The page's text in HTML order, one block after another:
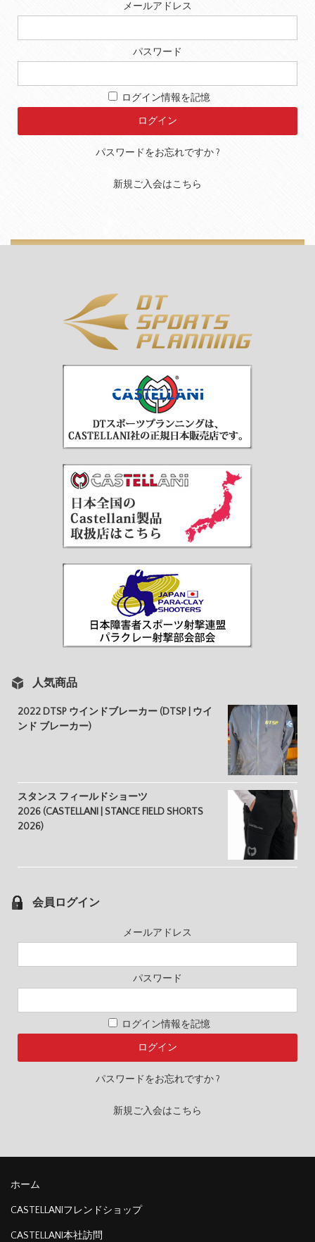
メールアドレス
パスワード
ログイン情報を記憶
パスワードをお忘れですか ?
新規ご入会はこちら
人気商品
2022 DTSP ウインドブレーカー (DTSP | ウイ
ンド ブレーカー)
スタンス フィールドショーツ
2026 (CASTELLANI | STANCE FIELD SHORTS
2026)
会員ログイン
メールアドレス
パスワード
ログイン情報を記憶
パスワードをお忘れですか ?
新規ご入会はこちら
ホーム
CASTELLANIフレンドショップ
CASTELLANI本社訪問